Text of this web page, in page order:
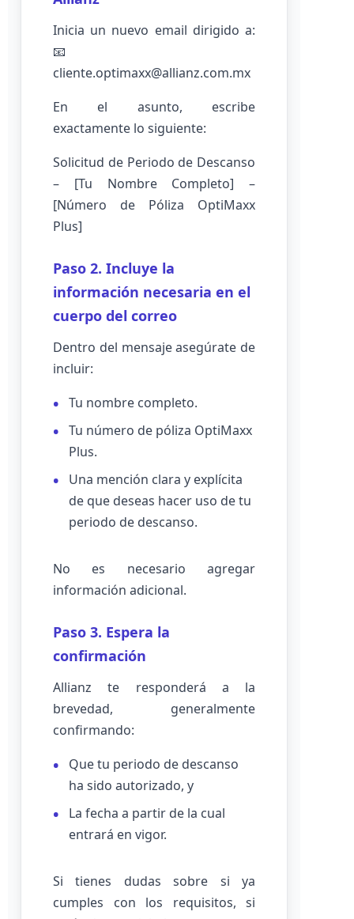
Inicia un nuevo email dirigido a:
📧
cliente.optimaxx@allianz.com.mx
En el asunto, escribe
exactamente lo siguiente:
Solicitud de Periodo de Descanso
– [Tu Nombre Completo] –
[Número de Póliza OptiMaxx
Plus]
Paso 2. Incluye la
información necesaria en el
cuerpo del correo
Dentro del mensaje asegúrate de
incluir:
Tu nombre completo.
Tu número de póliza OptiMaxx
Plus.
Una mención clara y explícita
de que deseas hacer uso de tu
periodo de descanso.
No es necesario agregar
información adicional.
Paso 3. Espera la
confirmación
Allianz te responderá a la
brevedad, generalmente
confirmando:
Que tu periodo de descanso
ha sido autorizado, y
La fecha a partir de la cual
entrará en vigor.
Si tienes dudas sobre si ya
cumples con los requisitos, si